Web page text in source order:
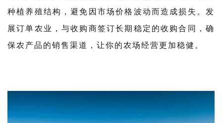
种植养殖结构，避免因市场价格波动而造成损失。发
展订单农业，与收购商签订长期稳定的收购合同，确
保农产品的销售渠道，让你的农场经营更加稳健。